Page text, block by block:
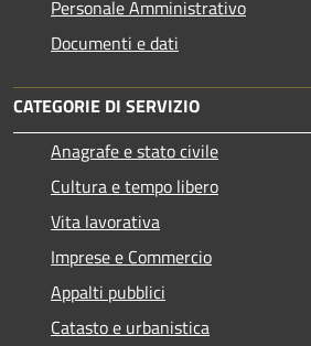
Personale Amministrativo
Documenti e dati
CATEGORIE DI SERVIZIO
Anagrafe e stato civile
Cultura e tempo libero
Vita lavorativa
Imprese e Commercio
Appalti pubblici
Catasto e urbanistica